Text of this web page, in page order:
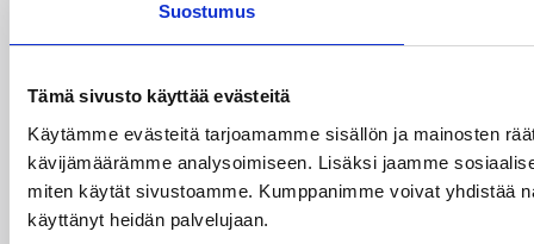
Suostumus
Tämä sivusto käyttää evästeitä
Käytämme evästeitä tarjoamamme sisällön ja mainosten
kävijämäärämme analysoimiseen. Lisäksi jaamme
miten käytät sivustoamme. Kumppanimme voivat yhdistää
käyttänyt heidän palvelujaan.